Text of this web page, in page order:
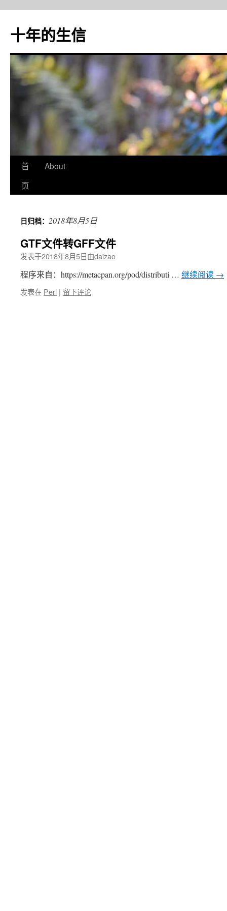
十年的生信
跳
至
文
首
页
About
日归档： 2018年8月5日
GTF文件转GFF文件
发表于2018年8月5日由daizao
程序来自：https://metacpan.org/pod/distributi … 继续阅读 →
发表在 Perl | 留下评论